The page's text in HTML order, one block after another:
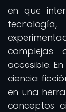
en que
tecnología,
complejas
accesible.
ciencia
en una
conceptos